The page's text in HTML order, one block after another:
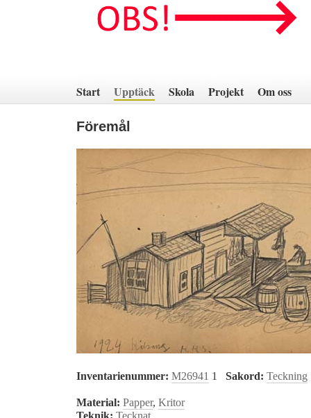
innehåll
Start Upptäck Skola Projekt Om oss
Föremål
Inventarienummer: M26941 1 Sakord: Teckning
Material: Papper, Kritor